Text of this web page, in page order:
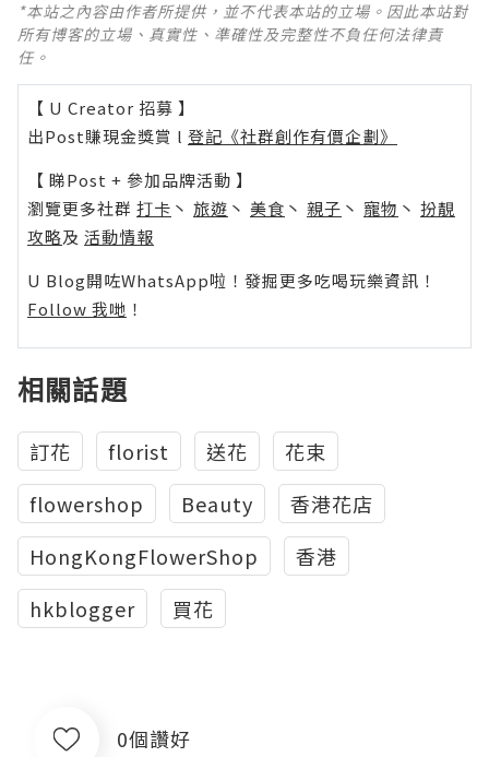
*本站之內容由作者所提供，並不代表本站的立場。因此本站對
所有博客的立場、真實性、準確性及完整性不負任何法律責
任。
【 U Creator 招募 】
出Post賺現金獎賞 l 登記《社群創作有價企劃》
【 睇Post + 參加品牌活動 】
瀏覽更多社群 打卡 丶 旅遊 丶 美食 丶 親子 丶 寵物 丶 扮靚
攻略及 活動情報
U Blog開咗WhatsApp啦！發掘更多吃喝玩樂資訊！
Follow 我哋 ！
相關話題
訂花 florist 送花
花束
flowershop
Beauty
香港花店
HongKongFlowerShop
香港
hkblogger
買花
0個讚好